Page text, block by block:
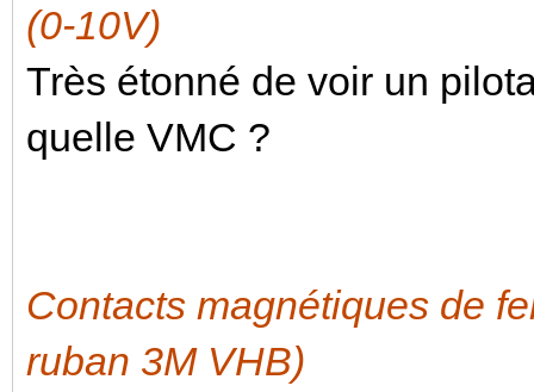
(0-10V)
Très étonné de voir un
quelle VMC ?
Contacts magnétiques de
ruban 3M VHB)